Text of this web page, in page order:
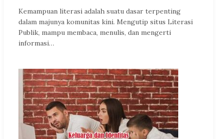
Kemampuan literasi adalah suatu dasar terpenting
dalam majunya komunitas kini. Mengutip situs Literasi
Publik, mampu membaca, menulis, dan mengerti
informasi…